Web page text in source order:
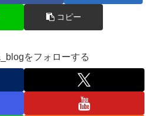
コピー
をフォローする